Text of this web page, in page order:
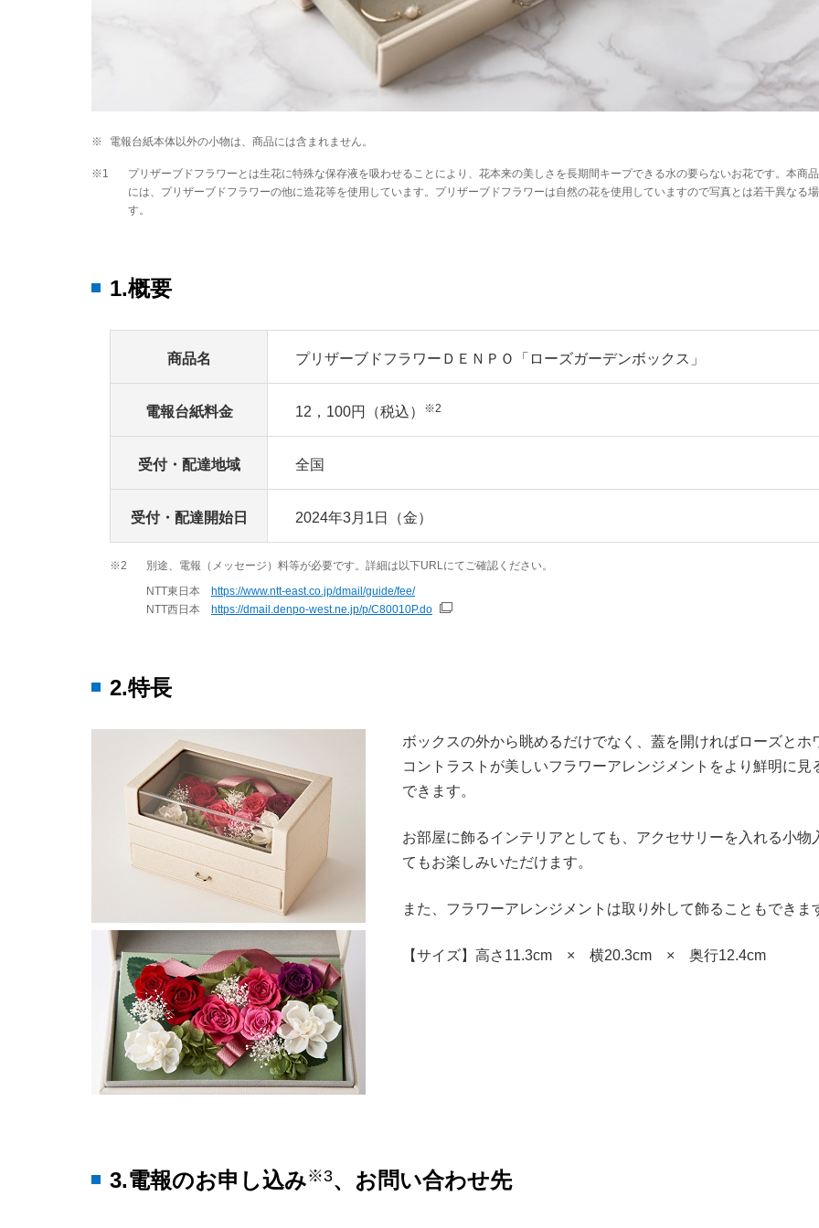
※ 電報台紙本体以外の小物は、商品には含まれません。
※1
プリザーブドフラワーとは生花に特殊な保存液を吸わせることにより、花本来の美しさを長期間キープできる水の要らないお花です。本商
には、プリザーブドフラワーの他に造花等を使用しています。プリザーブドフラワーは自然の花を使用していますので写真とは若干異なる
す。
1.概要
商品名 プリザーブドフラワーＤＥＮＰＯ「ローズガーデンボックス」
電報台紙料金 12，100円（税込） ※2
受付・配達地域 全国
受付・配達開始日 2024年3月1日（金）
※2
別途、電報（メッセージ）料等が必要です。詳細は以下URLにてご確認ください。
NTT東日本 https://www.ntt-east.co.jp/dmail/guide/fee/
NTT西日本 https://dmail.denpo-west.ne.jp/p/C80010P.do
2.特長
ボックスの外から眺めるだけでなく、蓋を開ければローズとホ
コントラストが美しいフラワーアレンジメントをより鮮明に見
できます。
お部屋に飾るインテリアとしても、アクセサリーを入れる小物
てもお楽しみいただけます。
また、フラワーアレンジメントは取り外して飾ることもできま
【サイズ】高さ11.3cm × 横20.3cm × 奥行12.4cm
3.電報のお申し込み※3、お問い合わせ先